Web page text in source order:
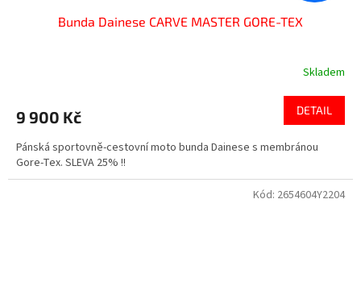
Bunda Dainese CARVE MASTER GORE-TEX
Skladem
9 900 Kč DETAIL
Pánská sportovně-cestovní moto bunda Dainese s membránou
Gore-Tex. SLEVA 25% !!
Kód: 2654604Y2204